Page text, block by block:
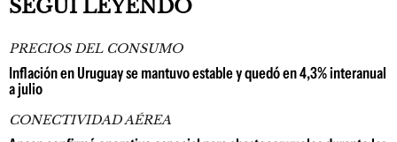
SEGUÍ LEYENDO
PRECIOS DEL CONSUMO
Inflación en Uruguay se mantuvo estable y quedó en 4,3% interanual
a julio
CONECTIVIDAD AÉREA